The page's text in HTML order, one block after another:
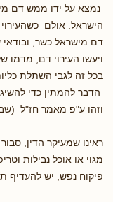
נמצא על ידו ממש דם
הישראל. אולם
דם מישראל כשר,
ויעשו העירוי דם, מדמו
בכל זה לגבי השתלת
הדבר להמתין כדי
וזהו ע"פ מאמר חז"ל
ראינו שמעיקר הדין,
מגוי או אוכל נבילות
פיקוח נפש, יש להעדיף